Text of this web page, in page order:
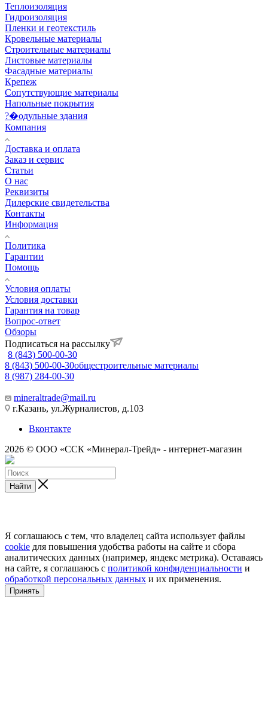
Теплоизоляция
Гидроизоляция
Пленки и геотекстиль
Кровельные материалы
Строительные материалы
Листовые материалы
Фасадные материалы
Крепеж
Сопутствующие материалы
Напольные покрытия
?�одульные здания
Компания
Доставка и оплата
Заказ и сервис
Статьи
О нас
Реквизиты
Дилерские свидетельства
Контакты
Информация
Политика
Гарантии
Помощь
Условия оплаты
Условия доставки
Гарантия на товар
Вопрос-ответ
Обзоры
Подписаться на рассылку
8 (843) 500-00-30
8 (843) 500-00-30общестроительные материалы
8 (987) 284-00-30
mineraltrade@mail.ru
г.Казань, ул.Журналистов, д.103
Вконтакте
2026 © ООО «ССК «Минерал-Трейд» - интернет-магазин
Найти
Я соглашаюсь с тем, что владелец сайта использует файлы
cookie для повышения удобства работы на сайте и сбора
аналитических данных (например, яндекс метрика). Оставаясь
на сайте, я соглашаюсь с политикой конфиденциальности и
обработкой персональных данных и их применения.
Принять